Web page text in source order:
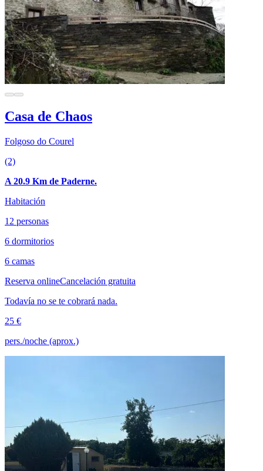
Casa de Chaos
Folgoso do Courel
(2)
A 20.9 Km de Paderne.
Habitación
12 personas
6 dormitorios
6 camas
Reserva onlineCancelación gratuita
Todavía no se te cobrará nada.
25 €
pers./noche (aprox.)